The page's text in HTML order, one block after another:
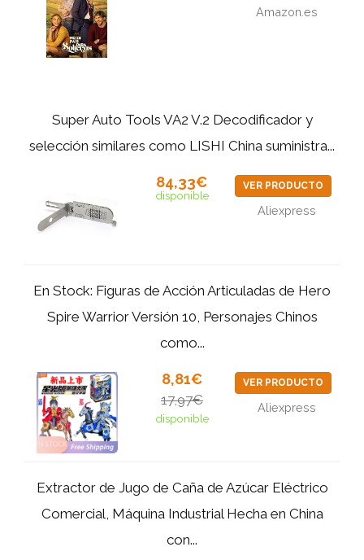
Amazon.es
Super Auto Tools VA2 V.2 Decodificador y
selección similares como LISHI China suministra...
84,33€
disponible
VER PRODUCTO
Aliexpress
En Stock: Figuras de Acción Articuladas de Hero
Spire Warrior Versión 10, Personajes Chinos
como...
8,81€
17,97€
disponible
VER PRODUCTO
Aliexpress
Extractor de Jugo de Caña de Azúcar Eléctrico
Comercial, Máquina Industrial Hecha en China
con...